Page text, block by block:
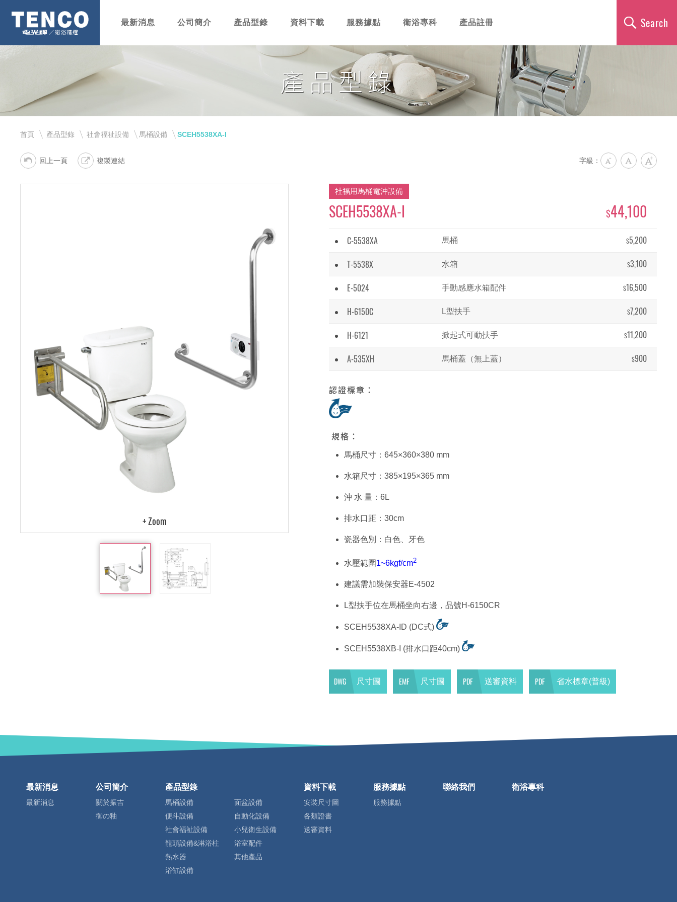
最新消息 公司簡介 產品型錄 資料下載 服務據點 衛浴專科 產品註冊
產品型錄
首頁 產品型錄 社會福祉設備 馬桶設備 SCEH5538XA-I
回上一頁 複製連結 字級：
社福用馬桶電沖設備
SCEH5538XA-I $44,100
C-5538XA 馬桶 $5,200
T-5538X
水箱 $3,100
E-5024
手動感應水箱配件 $16,500
H-6150C
L型扶手 $7,200
H-6121
掀起式可動扶手 $11,200
A-535XH
馬桶蓋（無上蓋） $900
認證標章：
規格：
馬桶尺寸：645×360×380 mm
水箱尺寸：385×195×365 mm
沖 水 量：6L
排水口距：30cm
瓷器色別：白色、牙色
水壓範圍 1~6kgf/cm2
建議需加裝保安器E-4502
L型扶手位在馬桶坐向右邊，品號H-6150CR
SCEH5538XA-ID (DC式)
SCEH5538XB-I (排水口距40cm)
DWG 尺寸圖 EMF 尺寸圖 PDF 送審資料 PDF 省水標章(普級)
最新消息
最新消息
公司簡介
關於振吉
御の釉
產品型錄
馬桶設備
面盆設備
便斗設備
自動化設備
社會福祉設備
小兒衛生設備
龍頭設備&淋浴柱
浴室配件
熱水器
其他產品
浴缸設備
資料下載
安裝尺寸圖
各類證書
送審資料
服務據點
服務據點
聯絡我們 衛浴專科